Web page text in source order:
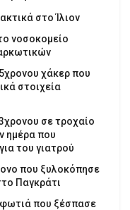
στο Ίλιον
νοσοκομείο
χάκερ που
στοιχεία
σε τροχαίο
ημέρα που
του γιατρού
που ξυλοκόπησε
Παγκράτι
φωτιά που ξέσπασε